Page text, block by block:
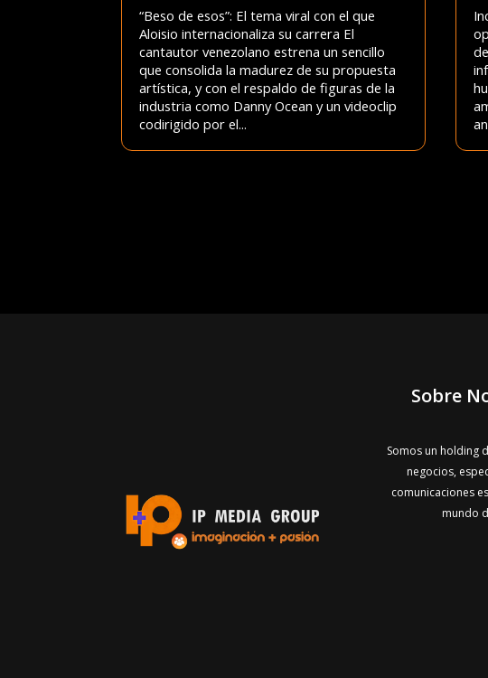
“Beso de esos”: El tema viral con el que
Aloisio internacionaliza su carrera El
cantautor venezolano estrena un sencillo
que consolida la madurez de su propuesta
artística, y con el respaldo de figuras de la
industria como Danny Ocean y un videoclip
codirigido por el...
Sobre
Somos un holding
negocios,
comunicaciones
mundo